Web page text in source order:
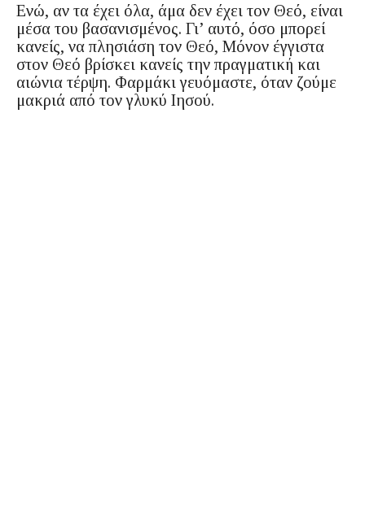
Ενώ, αν τα έχει όλα, άμα δεν έχει τον Θεό, είναι
μέσα του βασανισμένος. Γι’ αυτό, όσο μπορεί
κανείς, να πλησιάση τον Θεό, Μόνον έγγιστα
στον Θεό βρίσκει κανείς την πραγματική και
αιώνια τέρψη. Φαρμάκι γευόμαστε, όταν ζούμε
μακριά από τον γλυκύ Ιησού.